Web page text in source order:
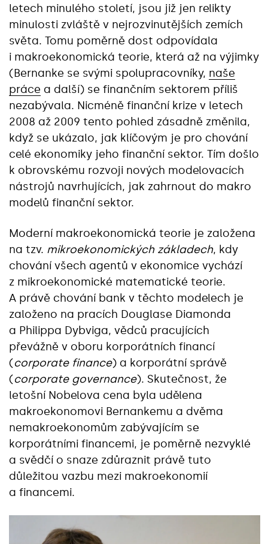
letech minulého století, jsou již jen relikty
minulosti zvláště v nejrozvinutějších zemích
světa. Tomu poměrně dost odpovídala
i makroekonomická teorie, která až na výjimky
(Bernanke se svými spolupracovníky, naše
práce a další) se finančním sektorem příliš
nezabývala. Nicméně finanční krize v letech
2008 až 2009 tento pohled zásadně změnila,
když se ukázalo, jak klíčovým je pro chování
celé ekonomiky jeho finanční sektor. Tím došlo
k obrovskému rozvoji nových modelovacích
nástrojů navrhujících, jak zahrnout do makro
modelů finanční sektor.
Moderní makroekonomická teorie je založena
na tzv. mikroekonomických základech, kdy
chování všech agentů v ekonomice vychází
z mikroekonomické matematické teorie.
A právě chování bank v těchto modelech je
založeno na pracích Douglase Diamonda
a Philippa Dybviga, vědců pracujících
převážně v oboru korporátních financí
(corporate finance) a korporátní správě
(corporate governance). Skutečnost, že
letošní Nobelova cena byla udělena
makroekonomovi Bernankemu a dvěma
nemakroekonomům zabývajícím se
korporátními financemi, je poměrně nezvyklé
a svědčí o snaze zdůraznit právě tuto
důležitou vazbu mezi makroekonomií
a financemi.